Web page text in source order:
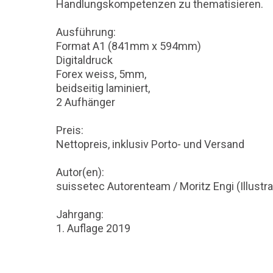
Handlungskompetenzen zu thematisieren.
Ausführung:
Format A1 (841mm x 594mm)
Digitaldruck
Forex weiss, 5mm,
beidseitig laminiert,
2 Aufhänger
Preis:
Nettopreis, inklusiv Porto- und Versand
Autor(en):
suissetec Autorenteam / Moritz Engi
Jahrgang:
1. Auflage 2019